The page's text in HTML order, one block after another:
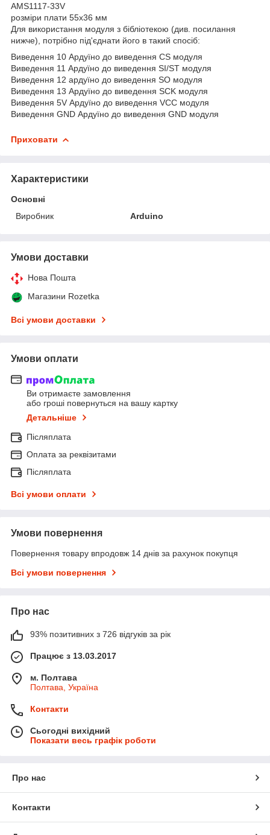
AMS1117-33V
розміри плати 55x36 мм
Для використання модуля з бібліотекою (див. посилання
нижче), потрібно під'єднати його в такий спосіб:
Виведення 10 Ардуїно до виведення CS модуля
Виведення 11 Ардуїно до виведення SI/ST модуля
Виведення 12 ардуїно до виведення SO модуля
Виведення 13 Ардуїно до виведення SCK модуля
Виведення 5V Ардуїно до виведення VCC модуля
Виведення GND Ардуїно до виведення GND модуля
Приховати
Характеристики
Основні
Виробник
Arduino
Умови доставки
Нова Пошта
Магазини Rozetka
Всі умови доставки
Умови оплати
Ви отримаєте замовлення
або гроші повернуться на вашу картку
Детальніше
Післяплата
Оплата за реквізитами
Післяплата
Всі умови оплати
Умови повернення
Повернення товару впродовж 14 днів за рахунок покупця
Всі умови повернення
Про нас
93% позитивних з 726 відгуків за рік
Працює з 13.03.2017
м. Полтава
Полтава, Україна
Контакти
Сьогодні вихідний
Показати весь графік роботи
Про нас
Контакти